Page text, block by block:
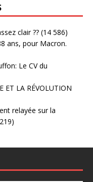
clair ?? (14 586)
ans, pour Macron.
Le CV du
ET LA RÉVOLUTION
relayée sur la